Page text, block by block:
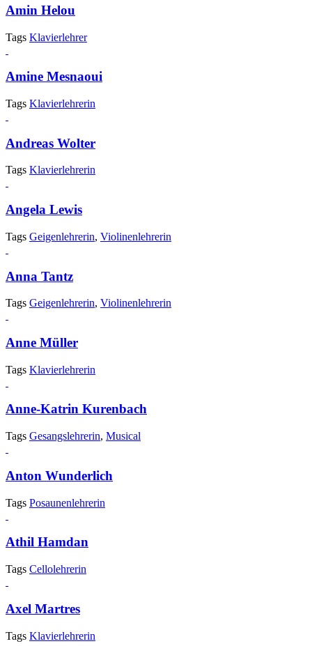
Amin Helou
Tags Klavierlehrer
Amine Mesnaoui
Tags Klavierlehrerin
Andreas Wolter
Tags Klavierlehrerin
Angela Lewis
Tags Geigenlehrerin, Violinenlehrerin
Anna Tantz
Tags Geigenlehrerin, Violinenlehrerin
Anne Müller
Tags Klavierlehrerin
Anne-Katrin Kurenbach
Tags Gesangslehrerin, Musical
Anton Wunderlich
Tags Posaunenlehrerin
Athil Hamdan
Tags Cellolehrerin
Axel Martres
Tags Klavierlehrerin